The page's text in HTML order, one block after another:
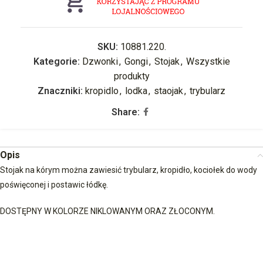
SKU: 10881.220.
Kategorie: Dzwonki, Gongi, Stojak, Wszystkie
produkty
Znaczniki: kropidlo, lodka, staojak, trybularz
Share:
Opis
Stojak na kórym można zawiesić trybularz, kropidło, kociołek do wody
poświęconej i postawic łódkę.
DOSTĘPNY W KOLORZE NIKLOWANYM ORAZ ZŁOCONYM.